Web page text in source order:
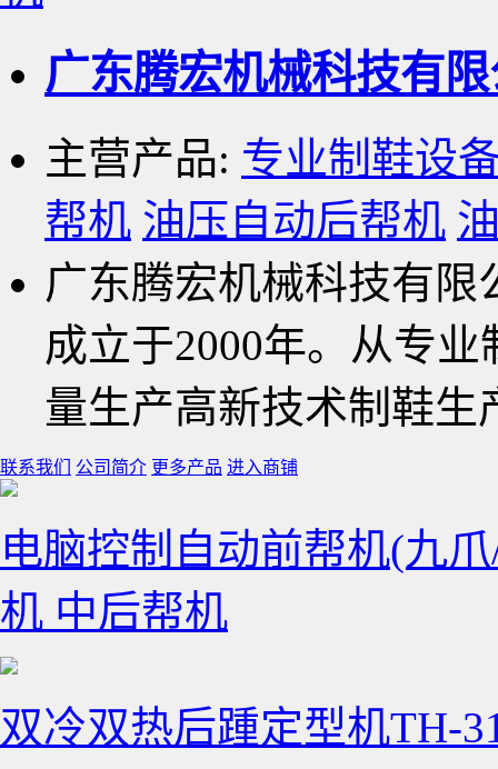
广东腾宏机械科技有
主营产品: 专业制鞋设
帮机 油压自动后帮机
广东腾宏机械科技有
成立于2000年。从专
量生产高新技术制鞋
联系我们 公司简介 更多产品 进入商铺
电脑控制自动前帮机(九
机 中后帮机
双冷双热后踵定型机TH-